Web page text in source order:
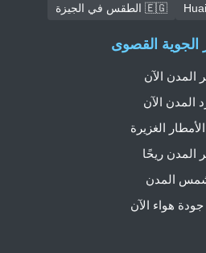
🇪🇬 الطقس في الجيزة
الجوية القصوى
المدن الآن
المدن الآن
الغزيرة
المدن ريحًا
المدن
هواء الآن